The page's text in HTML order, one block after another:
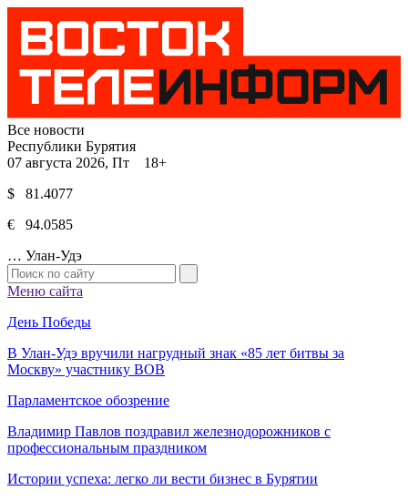
Все новости
Республики Бурятия
07 августа 2026, Пт 18+
$ 81.4077
€ 94.0585
… Улан-Удэ
Меню сайта
День Победы
В Улан-Удэ вручили нагрудный знак «85 лет битвы за
Москву» участнику ВОВ
Парламентское обозрение
Владимир Павлов поздравил железнодорожников с
профессиональным праздником
Истории успеха: легко ли вести бизнес в Бурятии